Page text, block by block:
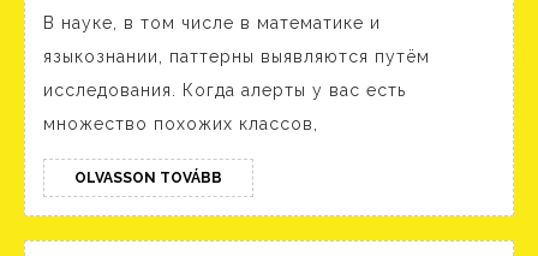
В науке, в том числе в математике и
языкознании, паттерны выявляются путём
исследования. Когда алерты у вас есть
множество похожих классов,
OLVASSON TOVÁBB OLVASSON
TOVÁBB